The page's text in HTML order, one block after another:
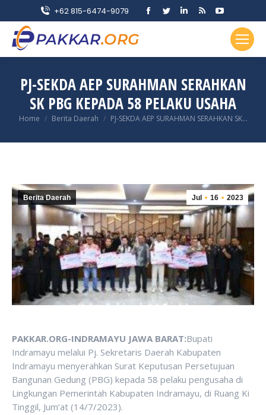
+62 815-6474-9079
Facebook
in
window
Twitter
in
window
Linkedin
in
window
Rss
opens
in
window
YouTube
page
opens
in
window
PJ-SEKDA AEP SURAHMAN SERAHKAN
SK PBG KEPADA 58 PELAKU USAHA
You are here:
Home Berita Daerah PJ-SEKDA AEP SURAHMAN SERAHKAN SK…
Jul 16 2023
Berita Daerah
PAKKAR.ORG-INDRAMAYU JAWA BARAT:Bupati
Indramayu melalui Pj. Sekretaris Daerah Kabupaten
Indramayu menyerahkan Surat Keputusan Persetujuan
Bangunan Gedung (PBG) kepada 58 pelaku pengusaha di
Lingkungan Pemerintah Kabupaten Indramayu, di Ruang Ki
Tinggil, Jum’at (14/7/2023).